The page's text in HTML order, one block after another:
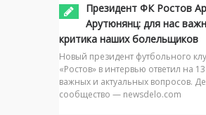
Президент ФК Ростов
Арутюнянц: для нас
критика наших болельщиков
Новый президент футбольного
«Ростов» в интервью ответил на
важных и актуальных вопросов.
сообщество — newsdelo.com